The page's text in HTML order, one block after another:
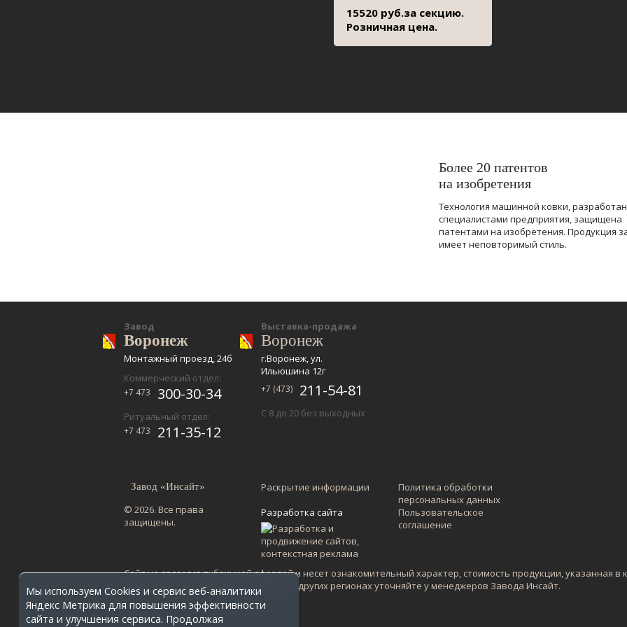
15520 руб.за секцию.
Розничная цена.
Более 20 патентов
на изобретения
Технология машинной ковки,
специалистами предприятия, защищена
патентами на изобретения. Продукция
имеет неповторимый стиль.
Завод
Воронеж
Монтажный проезд, 24б
Коммерческий отдел:
+7 473 300-30-34
Ритуальный отдел:
+7 473 211-35-12
Выставка-продажа
Воронеж
г.Воронеж, ул.
Ильюшина 12г
+7 (473) 211-54-81
С 8 до 20 без выходных
Завод «Инсайт»
© 2026. Все права
защищены.
Раскрытие информации
Разработка сайта
Политика обработки
персональных данных
Пользовательское
соглашение
Сайт не является публичной офертой и несет ознакомительный характер, стоимость продукции, указанная в
по Воронежской области. Стоимость в других регионах уточняйте у менеджеров Завода Инсайт.
Мы используем Cookies и сервис веб-аналитики
Яндекс Метрика для повышения эффективности
сайта и улучшения сервиса. Продолжая